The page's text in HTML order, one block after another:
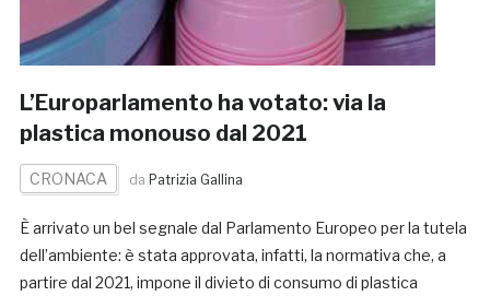
L’Europarlamento ha votato: via la
plastica monouso dal 2021
CRONACA da Patrizia Gallina
È arrivato un bel segnale dal Parlamento Europeo per la tutela
dell’ambiente: è stata approvata, infatti, la normativa che, a
partire dal 2021, impone il divieto di consumo di plastica